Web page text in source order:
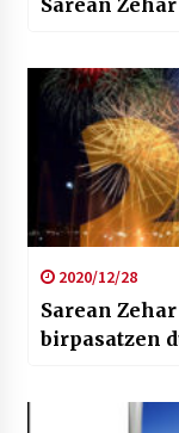
Sarean Zehar
2020/12/28
Sarean
birpasatzen